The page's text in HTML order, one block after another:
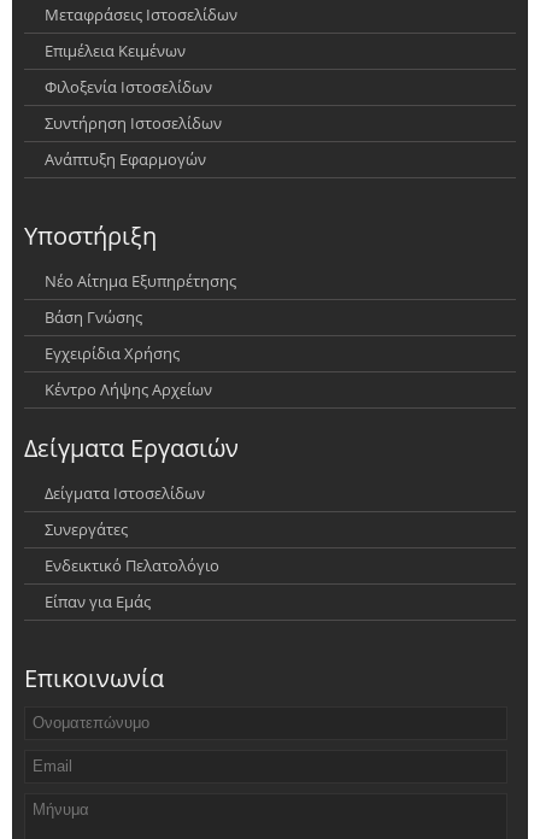
Μεταφράσεις Ιστοσελίδων
Επιμέλεια Κειμένων
Φιλοξενία Ιστοσελίδων
Συντήρηση Ιστοσελίδων
Ανάπτυξη Εφαρμογών
Υποστήριξη
Νέο Αίτημα Εξυπηρέτησης
Βάση Γνώσης
Εγχειρίδια Χρήσης
Κέντρο Λήψης Αρχείων
Δείγματα Εργασιών
Δείγματα Ιστοσελίδων
Συνεργάτες
Ενδεικτικό Πελατολόγιο
Είπαν για Εμάς
Επικοινωνία